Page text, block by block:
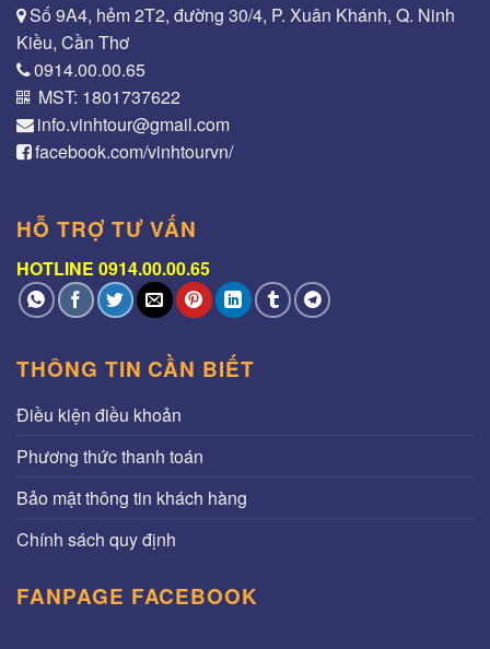
Số 9A4, hẻm 2T2, đường 30/4, P. Xuân Khánh, Q. Ninh
Kiều, Cần Thơ
0914.00.00.65
MST: 1801737622
info.vinhtour@gmail.com
facebook.com/vinhtourvn/
HỖ TRỢ TƯ VẤN
HOTLINE 0914.00.00.65
THÔNG TIN CẦN BIẾT
Điều kiện điều khoản
Phương thức thanh toán
Bảo mật thông tin khách hàng
Chính sách quy định
FANPAGE FACEBOOK